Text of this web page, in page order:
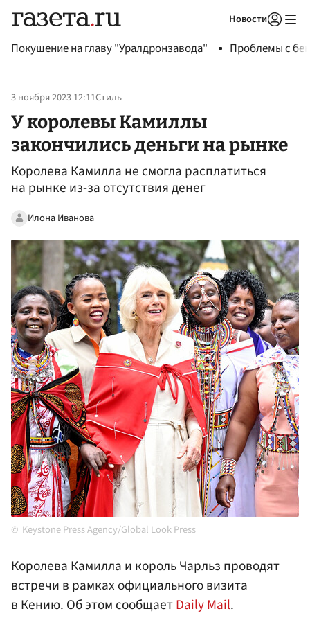
Новости
Покушение на главу "Уралдронзавода" Проблемы с
3 ноября 2023 12:11Стиль
У королевы Камиллы
закончились деньги на рынке
Королева Камилла не смогла расплатиться
на рынке из-за отсутствия денег
Илона Иванова
Keystone Press Agency/Global Look Press
Королева Камилла и король Чарльз проводят
встречи в рамках официального визита
вКению. Об этом сообщаетDaily Mail.